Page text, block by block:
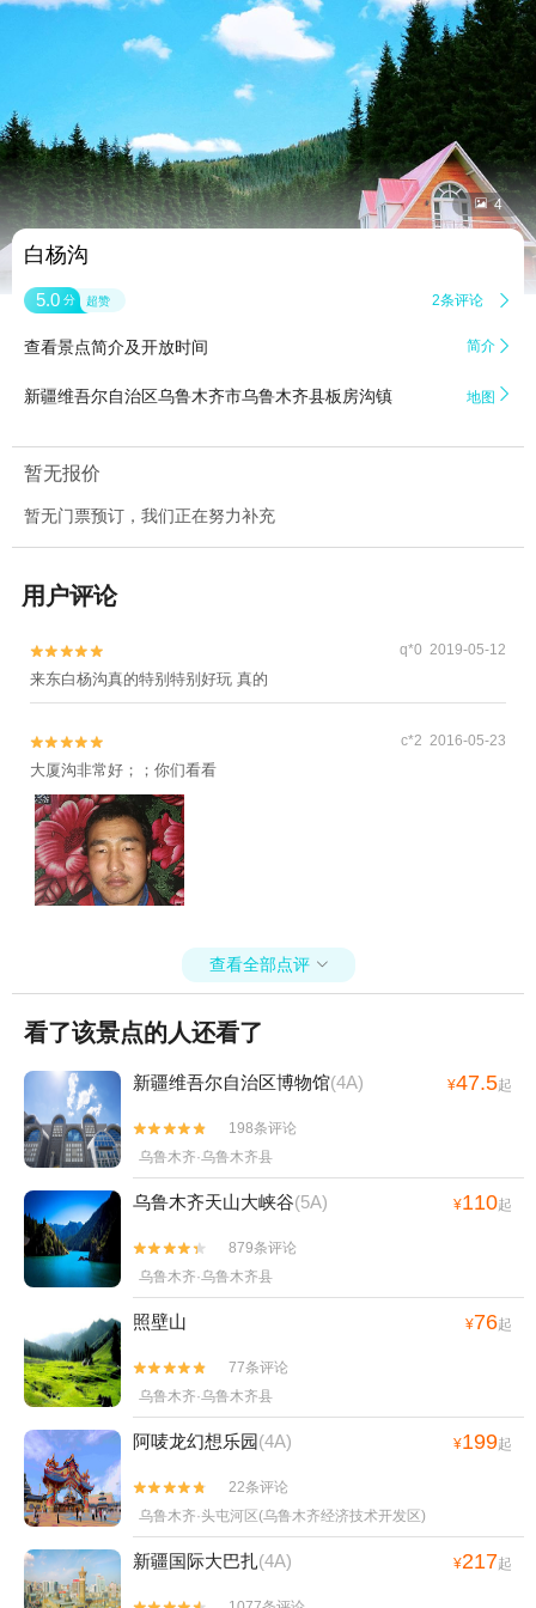
 4
白杨沟
5.0 分 超赞 2条评论 
查看景点简介及开放时间 简介 
新疆维吾尔自治区乌鲁木齐市乌鲁木齐县板房沟镇 地图 
暂无报价
暂无门票预订，我们正在努力补充
用户评论

 q*0 2019-05-12
来东白杨沟真的特别特别好玩 真的

 c*2 2016-05-23
大厦沟非常好；；你们看看
查看全部点评 
看了该景点的人还看了
新疆维吾尔自治区博物馆(4A) ¥47.5起


198条评论
乌鲁木齐·乌鲁木齐县
乌鲁木齐天山大峡谷(5A) ¥110起


879条评论
乌鲁木齐·乌鲁木齐县
照壁山 ¥76起


77条评论
乌鲁木齐·乌鲁木齐县
阿唛龙幻想乐园(4A) ¥199起


22条评论
乌鲁木齐·头屯河区(乌鲁木齐经济技术开发区)
新疆国际大巴扎(4A) ¥217起